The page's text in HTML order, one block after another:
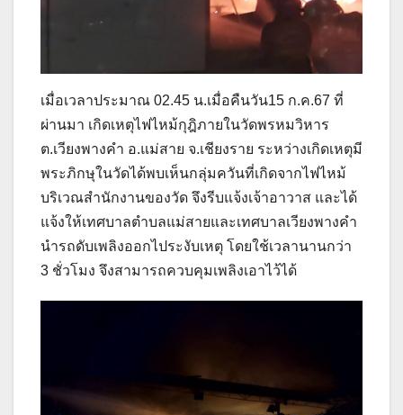
เมื่อเวลาประมาณ 02.45 น.เมื่อคืนวัน15 ก.ค.67 ที่
ผ่านมา เกิดเหตุไฟไหม้กุฎิภายในวัดพรหมวิหาร
ต.เวียงพางคำ อ.แม่สาย จ.เชียงราย ระหว่างเกิดเหตุมี
พระภิกษุในวัดได้พบเห็นกลุ่มควันที่เกิดจากไฟไหม้
บริเวณสำนักงานของวัด จึงรีบแจ้งเจ้าอาวาส และได้
แจ้งให้เทศบาลตำบลแม่สายและเทศบาลเวียงพางคำ
นำรถดับเพลิงออกไประงับเหตุ โดยใช้เวลานานกว่า
3 ชั่วโมง จึงสามารถควบคุมเพลิงเอาไว้ได้